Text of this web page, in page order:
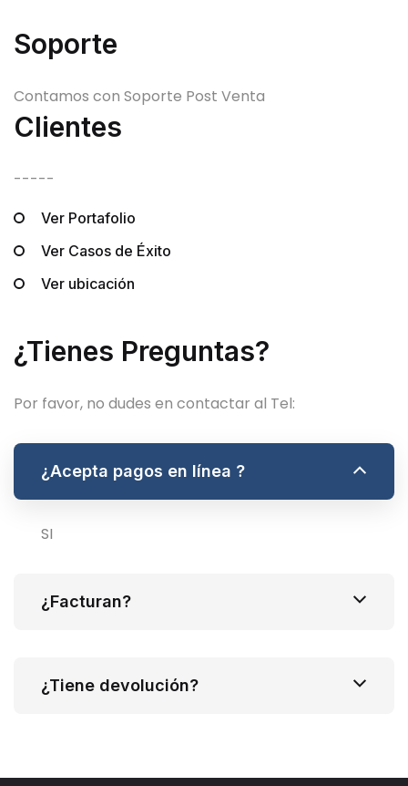
Soporte
Contamos con Soporte Post Venta
Clientes
-----
Ver Portafolio
Ver Casos de Éxito
Ver ubicación
¿Tienes Preguntas?
Por favor, no dudes en contactar al Tel:
¿Acepta pagos en línea ?
SI
¿Facturan?
¿Tiene devolución?